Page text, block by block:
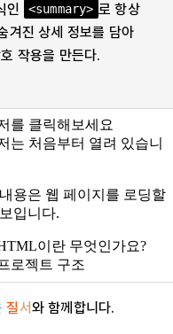
인 <summary> 로 항상
겨진 상세 정보를 담아
작용을 만든다.
질서와 함께합니다.